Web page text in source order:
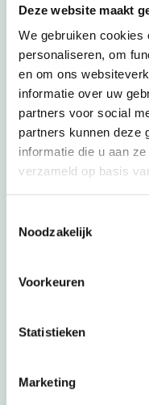
Deze website maakt
We gebruiken cookies
personaliseren, om
en om ons
informatie over uw
partners voor social
partners kunnen deze
informatie die u aan
verzameld op basis
Noodzakelijk
Voorkeuren
Statistieken
Marketing
5.5 km
Lees meer
5.6 km
Lees meer Zwemmen in
Bosbad
Doe mee en